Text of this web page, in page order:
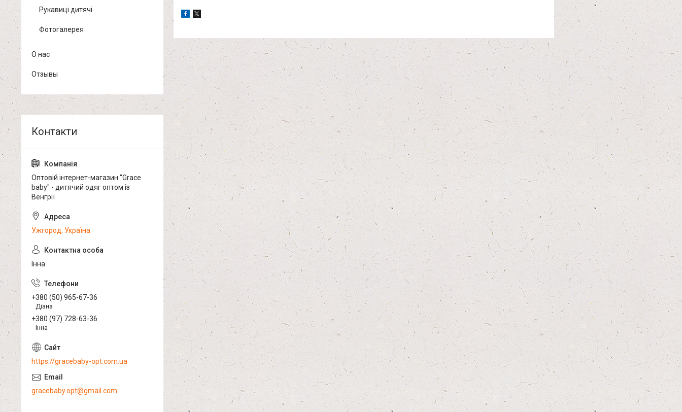
Рукавиці дитячі
Фотогалерея
О нас
Отзывы
Оптовій інтернет-магазин "Grace
baby" - дитячий одяг оптом із
Венгрії
Ужгород, Україна
Інна
+380 (50) 965-67-36
Діана
+380 (97) 728-63-36
Інна
https://gracebaby-opt.com.ua
gracebaby.opt@gmail.com